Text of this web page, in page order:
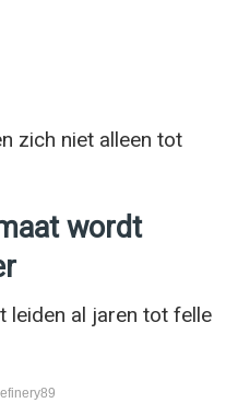
zich niet alleen tot
wordt
leiden al jaren tot felle